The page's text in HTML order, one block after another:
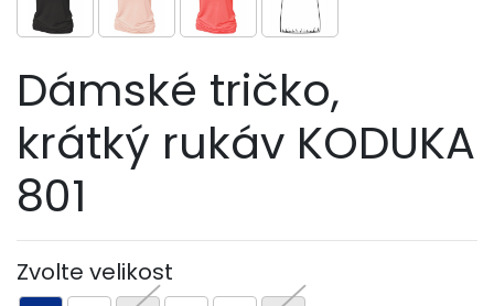
Dámské tričko,
krátký rukáv KODUKA
801
Zvolte velikost